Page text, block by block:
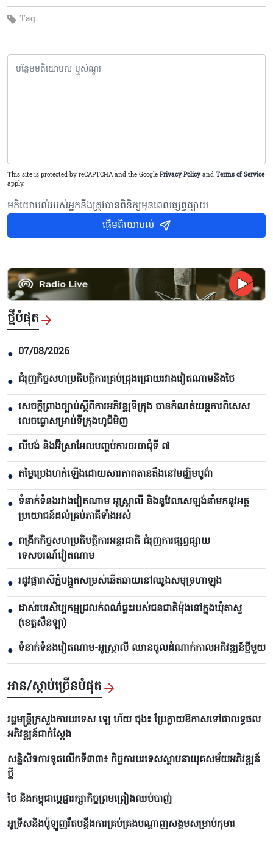
Tag:
This site is protected by reCAPTCHA and the Google Privacy Policy and Terms of Service
apply.
មតិយោបល់របស់អ្នកនឹងត្រូវបានពិនិត្យមុនពេលផ្សព្វផ្សាយ
ផ្ញើមតិយោបល់
ថ្មីបំផុត
● 07/08/2026
● ជំរុញកិច្ចសហប្រតិបត្តិការគ្រប់ជ្រុងជ្រោយរវាងវៀតណាមនិងថៃ
● សេចក្តីព្រាងច្បាប់ស្តីពីការអភិវឌ្ឍទីក្រុង បាន​កំណត់យន្តការពិសេស
លេចធ្លោសម្រាប់ទីក្រុងហូជីមិញ
● លីបង់ និងអ៊ីស្រាអែលបញ្ចប់ការចរចាជុំទី ៧​
● តម្លៃប្រេងហក់ឡើងដោយសារភាពតានតឹងនៅមជ្ឈិមបូព៌ា
● ទំនាក់ទំនងរវាងវៀតណាម អូស្ត្រាលី និងនូវែលសេឡង់នាំមកនូវអត្ថ
ប្រយោជន៍ដល់គ្រប់ភាគីទាំងអស់
● ពង្រីកកិច្ចសហប្រតិបត្តិការអន្តរជាតិ ជំរុញការផ្សព្វផ្សាយ
ទេសចរណ៍វៀតណាម
● រដូវផ្ការាសីភ្នំបង្អួតសម្រស់ឆើតឆាយនៅឈូងសមុទ្រហាឡុង
● ដាស់របរសិប្បកម្មជ្រលក់ពណ៌ធ្លះរបស់ជនជាតិម៉ុងនៅក្នុងឃុំតាសួ
(ខេត្តសឺនឡា)
● ទំនាក់ទំនងវៀតណាម-អូស្ត្រាលី ឈាន​ចូលដំណាក់កាលអភិវឌ្ឍន៍ថ្មីមួយ
អាន/ស្តាប់ច្រើនបំផុត
រដ្ឋមន្ត្រីក្រសួងការបរទេស ឡេ ហ័យ ជុង៖ ប្រែក្លាយឱកាសទៅជាលទ្ធផល
អភិវឌ្ឍន៍ជាក់ស្តែង
សន្និសីទការទូតលើកទី៣៣៖ កិច្ចការបរទេសស្ថាបនាយុគសម័យអភិវឌ្ឍន៍
ថ្មី
ថៃ និងកម្ពុជាប្តេជ្ញារក្សាកិច្ចព្រមព្រៀងឈប់បាញ់
អូទ្រីសនិងប៉ូឡូញរឹតបន្តឹងការគ្រប់គ្រងបណ្តាញសង្គមសម្រាប់កុមារ